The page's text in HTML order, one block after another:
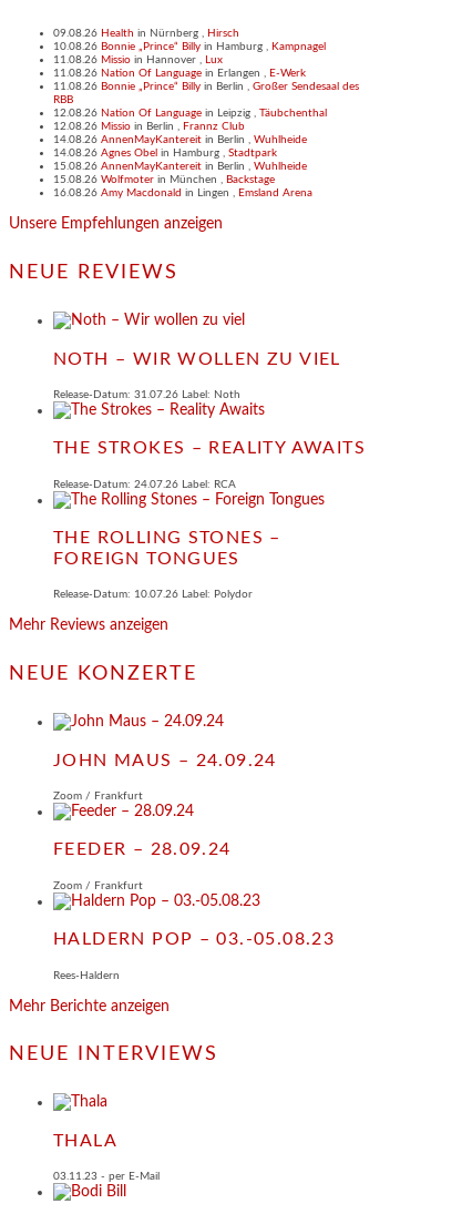
09.08.26 Health in Nürnberg , Hirsch
10.08.26 Bonnie „Prince“ Billy in Hamburg , Kampnagel
11.08.26 Missio in Hannover , Lux
11.08.26 Nation Of Language in Erlangen , E-Werk
11.08.26 Bonnie „Prince“ Billy in Berlin , Großer Sendesaal des
RBB
12.08.26 Nation Of Language in Leipzig , Täubchenthal
12.08.26 Missio in Berlin , Frannz Club
14.08.26 AnnenMayKantereit in Berlin , Wuhlheide
14.08.26 Agnes Obel in Hamburg , Stadtpark
15.08.26 AnnenMayKantereit in Berlin , Wuhlheide
15.08.26 Wolfmoter in München , Backstage
16.08.26 Amy Macdonald in Lingen , Emsland Arena
Unsere Empfehlungen anzeigen
NEUE REVIEWS
NOTH – WIR WOLLEN ZU VIEL
Release-Datum: 31.07.26 Label: Noth
THE STROKES – REALITY AWAITS
Release-Datum: 24.07.26 Label: RCA
THE ROLLING STONES –
FOREIGN TONGUES
Release-Datum: 10.07.26 Label: Polydor
Mehr Reviews anzeigen
NEUE KONZERTE
JOHN MAUS – 24.09.24
Zoom / Frankfurt
FEEDER – 28.09.24
Zoom / Frankfurt
HALDERN POP – 03.-05.08.23
Rees-Haldern
Mehr Berichte anzeigen
NEUE INTERVIEWS
THALA
03.11.23 - per E-Mail